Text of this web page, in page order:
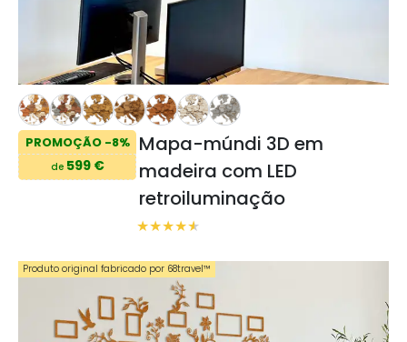
PROMOÇÃO -8%
de599 €
Mapa-múndi 3D em
madeira com LED
retroiluminação
Produto original fabricado por 68travel™️